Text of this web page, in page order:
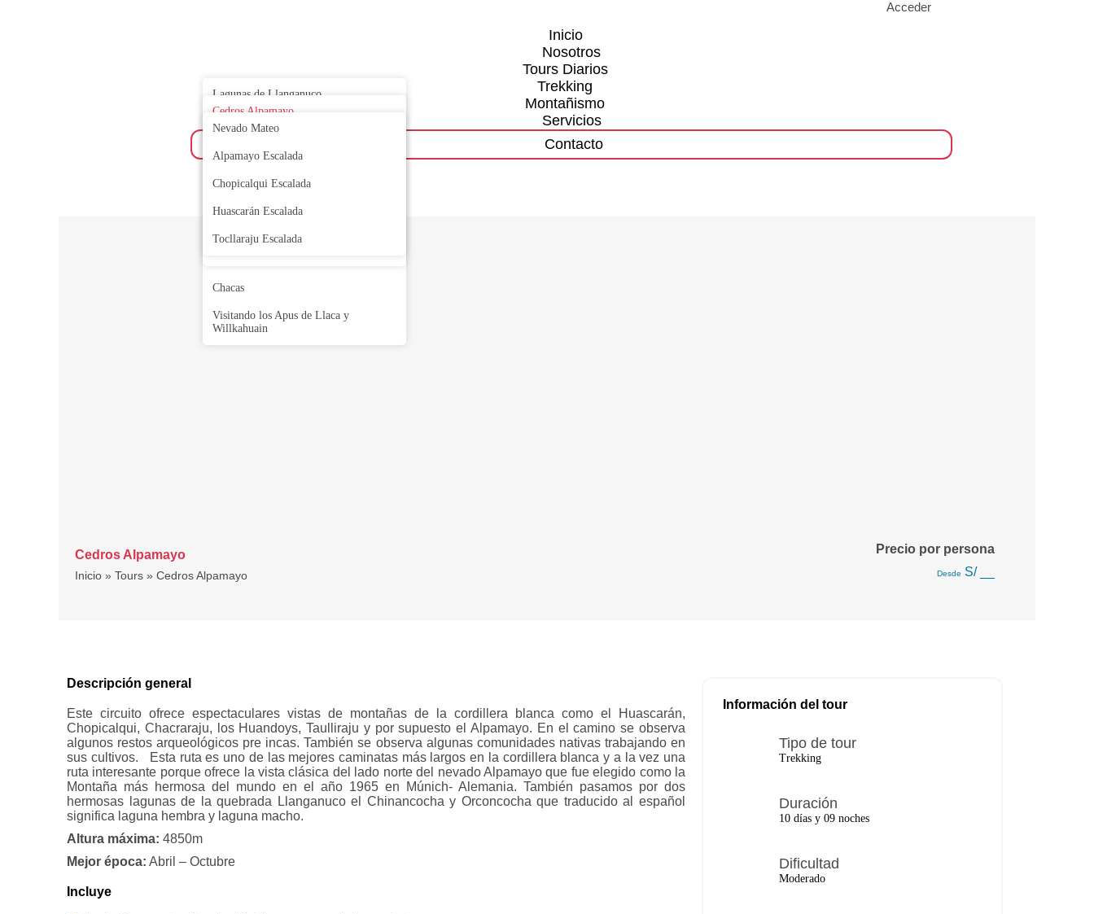
Acceder
Inicio
Nosotros
Tours Diarios
Lagunas de Llanganuco
Chavín de Huantar
Nevado Pastoruri
Caminatas Guiadas en Huaraz
Laguna Parón
Laguna 69
Chacas
Visitando los Apus de Llaca y
Willkahuain
Trekking
Cedros Alpamayo Montañismo
Nevado Mateo
Alpamayo Escalada
Chopicalqui Escalada
Huascarán Escalada
Tocllaraju Escalada
Servicios
Contacto
Cedros Alpamayo
Inicio » Tours » Cedros Alpamayo
Precio por persona
Desde S/ __
Descripción general
Este circuito ofrece espectaculares vistas de montañas de la cordillera blanca como el Huascarán,
Chopicalqui, Chacraraju, los Huandoys, Taulliraju y por supuesto el Alpamayo. En el camino se observa
algunos restos arqueológicos pre incas. También se observa algunas comunidades nativas trabajando en
sus cultivos. Esta ruta es uno de las mejores caminatas más largos en la cordillera blanca y a la vez una
ruta interesante porque ofrece la vista clásica del lado norte del nevado Alpamayo que fue elegido como la
Montaña más hermosa del mundo en el año 1965 en Múnich- Alemania. También pasamos por dos
hermosas lagunas de la quebrada Llanganuco el Chinancocha y Orconcocha que traducido al español
significa laguna hembra y laguna macho.
Altura máxima: 4850m
Mejor época: Abril – Octubre
Incluye
Información del tour
Tipo de tour
Trekking
Duración
10 días y 09 noches
Dificultad
Moderado